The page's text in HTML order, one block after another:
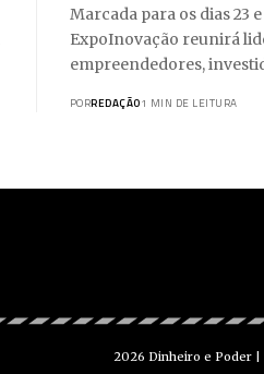
Marcada para os dias 23
ExpoInovação reunirá
empreendedores,
PORREDAÇÃO1 MIN DE LEITURA
2026 Dinheiro e Poder |